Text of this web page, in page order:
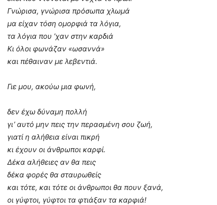
Γνώρισα, γνώρισα πρόσωπα χλωμά
μα είχαν τόση ομορφιά τα λόγια,
τα λόγια που ’χαν στην καρδιά
Κι όλοι φωνάζαν «ωσαννά»
και πέθαιναν με λεβεντιά.
Γιε μου, ακούω μια φωνή,
δεν έχω δύναμη πολλή
γι’ αυτό μην πεις την περασμένη σου ζωή,
γιατί η αλήθεια είναι πικρή
κι έχουν οι άνθρωποι καρφί.
Δέκα αλήθειες αν θα πεις
δέκα φορές θα σταυρωθείς
και τότε, και τότε οι άνθρωποι θα πουν ξανά,
οι γύφτοι, γύφτοι τα φτιάξαν τα καρφιά!